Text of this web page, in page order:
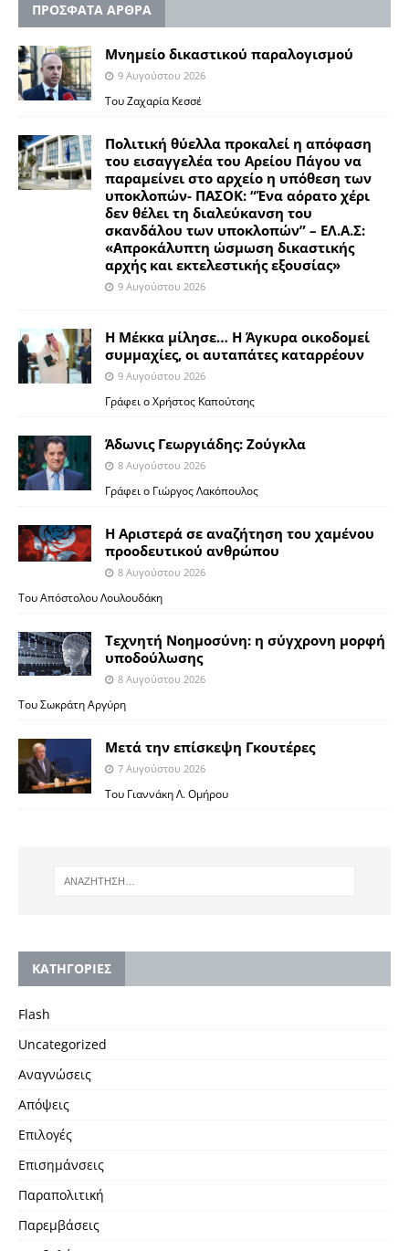
ΠΡΟΣΦΑΤΑ ΑΡΘΡΑ
Μνημείο δικαστικού παραλογισμού
9 Αυγούστου 2026
Του Ζαχαρία Κεσσέ
Πολιτική θύελλα προκαλεί η απόφαση
του εισαγγελέα του Αρείου Πάγου να
παραμείνει στο αρχείο η υπόθεση των
υποκλοπών- ΠΑΣΟΚ: “Ένα αόρατο χέρι
δεν θέλει τη διαλεύκανση του
σκανδάλου των υποκλοπών” – ΕΛ.Α.Σ:
«Απροκάλυπτη ώσμωση δικαστικής
αρχής και εκτελεστικής εξουσίας»
9 Αυγούστου 2026
Η Μέκκα μίλησε… Η Άγκυρα οικοδομεί
συμμαχίες, οι αυταπάτες καταρρέουν
9 Αυγούστου 2026
Γράφει ο Χρήστος Καπούτσης
Άδωνις Γεωργιάδης: Ζούγκλα
8 Αυγούστου 2026
Γράφει ο Γιώργος Λακόπουλος
Η Αριστερά σε αναζήτηση του χαμένου
προοδευτικού ανθρώπου
8 Αυγούστου 2026
Του Απόστολου Λουλουδάκη
Τεχνητή Νοημοσύνη: η σύγχρονη μορφή
υποδούλωσης
8 Αυγούστου 2026
Του Σωκράτη Αργύρη
Μετά την επίσκεψη Γκουτέρες
7 Αυγούστου 2026
Του Γιαννάκη Λ. Ομήρου
KΑΤΗΓΟΡΙΕΣ
Flash
Uncategorized
Αναγνώσεις
Απόψεις
Επιλογές
Επισημάνσεις
Παραπολιτική
Παρεμβάσεις